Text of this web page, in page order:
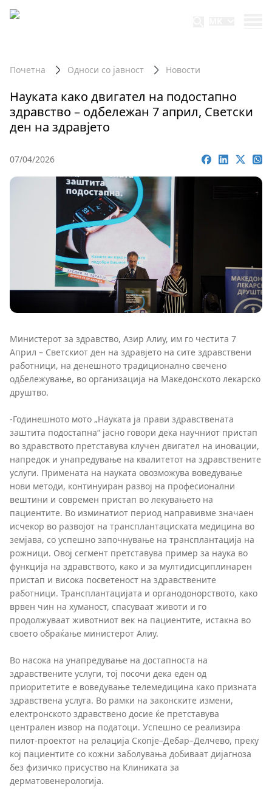
Почетна Односи со јавност Новости
Науката како двигател на подостапно
здравство – одбележан 7 април, Светски
ден на здравјето
07/04/2026
Министерот за здравство, Азир Алиу, им го честита 7
Април – Светскиот ден на здравјето на сите здравствени
работници, на денешното традиционално свечено
одбележување, во организација на Македонското лекарско
друштво.
-Годинешното мото „Науката ја прави здравствената
заштита подостапна“ јасно говори дека научниот пристап
во здравството претставува клучен двигател на иновации,
напредок и унапредување на квалитетот на здравствените
услуги. Примената на науката овозможува воведување
нови методи, континуиран развој на професионални
вештини и современ пристап во лекувањето на
пациентите. Во изминатиот период направивме значаен
исчекор во развојот на трансплантациската медицина во
земјава, со успешно започнување на трансплантација на
рожници. Овој сегмент претставува пример за наука во
функција на здравството, како и за мултидисциплинарен
пристап и висока посветеност на здравствените
работници. Трансплантацијата и органодонорството, како
врвен чин на хуманост, спасуваат животи и го
продолжуваат животниот век на пациентите, истакна во
своето обраќање министерот Алиу.
Во насока на унапредување на достапноста на
здравствените услуги, тој посочи дека еден од
приоритетите е воведување телемедицина како призната
здравствена услуга. Во рамки на законските измени,
електронското здравствено досие ќе претставува
централен извор на податоци. Успешно се реализира
пилот-проектот на релација Скопје–Дебар–Делчево, преку
кој пациентите со кожни заболувања добиваат дијагноза
без физичко присуство на Клиниката за
дерматовенерологија.